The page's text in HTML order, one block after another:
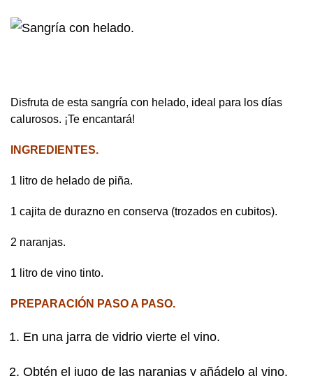
Disfruta de esta sangría con helado, ideal para los días
calurosos. ¡Te encantará!
INGREDIENTES.
1 litro de helado de piña.
1 cajita de durazno en conserva (trozados en cubitos).
2 naranjas.
1 litro de vino tinto.
PREPARACIÓN PASO A PASO.
En una jarra de vidrio vierte el vino.
Obtén el jugo de las naranjas y añádelo al vino.